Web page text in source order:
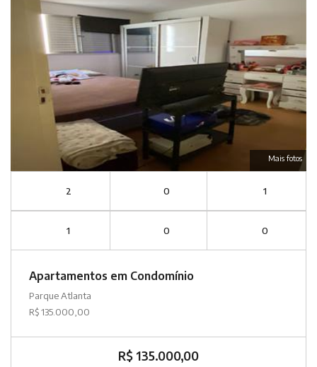
Mais fotos
2 0 1
1 0 0
Apartamentos em Condomínio
Parque Atlanta
R$ 135.000,00
R$ 135.000,00